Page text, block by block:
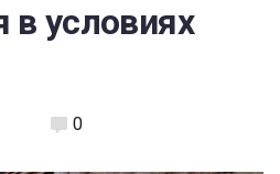
в условиях
0